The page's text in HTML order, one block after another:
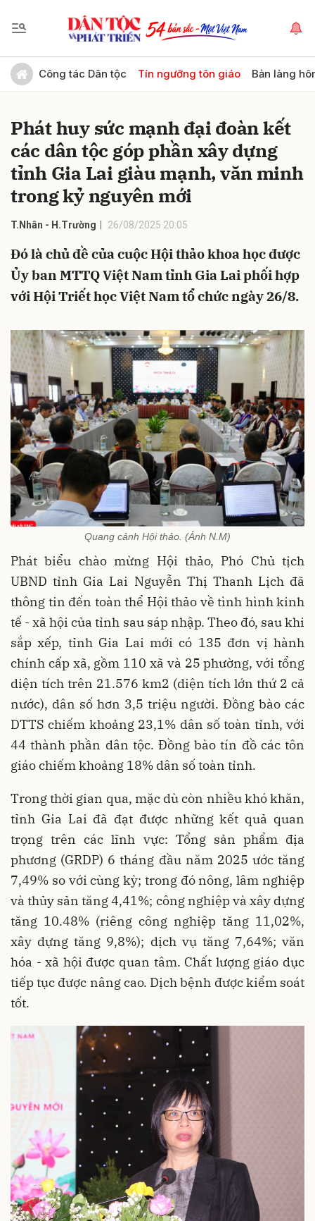
Công tác Dân tộc Tín ngưỡng tôn giáo Bản làng
Phát huy sức mạnh đại đoàn kết
các dân tộc góp phần xây dựng
tỉnh Gia Lai giàu mạnh, văn minh
trong kỷ nguyên mới
T.Nhân - H.Trường 26/08/2025 20:05
Đó là chủ đề của cuộc Hội thảo khoa học được
Ủy ban MTTQ Việt Nam tỉnh Gia Lai phối hợp
với Hội Triết học Việt Nam tổ chức ngày 26/8.
Quang cảnh Hội thảo. (Ảnh N.M)
Phát biểu chào mừng Hội thảo, Phó Chủ tịch
UBND tỉnh Gia Lai Nguyễn Thị Thanh Lịch đã
thông tin đến toàn thể Hội thảo về tình hình kinh
tế - xã hội của tỉnh sau sáp nhập. Theo đó, sau khi
sắp xếp, tỉnh Gia Lai mới có 135 đơn vị hành
chính cấp xã, gồm 110 xã và 25 phường, với tổng
diện tích trên 21.576 km2 (diện tích lớn thứ 2 cả
nước), dân số hơn 3,5 triệu người. Đồng bào các
DTTS chiếm khoảng 23,1% dân số toàn tỉnh, với
44 thành phần dân tộc. Đồng bào tín đồ các tôn
giáo chiếm khoảng 18% dân số toàn tỉnh.
Trong thời gian qua, mặc dù còn nhiều khó khăn,
tỉnh Gia Lai đã đạt được những kết quả quan
trọng trên các lĩnh vực: Tổng sản phẩm địa
phương (GRDP) 6 tháng đầu năm 2025 ước tăng
7,49% so với cùng kỳ; trong đó nông, lâm nghiệp
và thủy sản tăng 4,41%; công nghiệp và xây dựng
tăng 10.48% (riêng công nghiệp tăng 11,02%,
xây dựng tăng 9,8%); dịch vụ tăng 7,64%; văn
hóa - xã hội được quan tâm. Chất lượng giáo dục
tiếp tục được nâng cao. Dịch bệnh được kiểm soát
tốt.
Gửi bình luận